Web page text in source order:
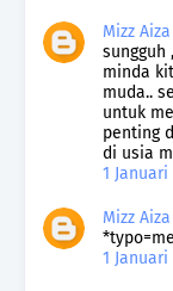
Mizz Aiza
sungguh
minda
muda..
untuk
penting
di usia
1 Januari
Mizz Aiza
1 Januari